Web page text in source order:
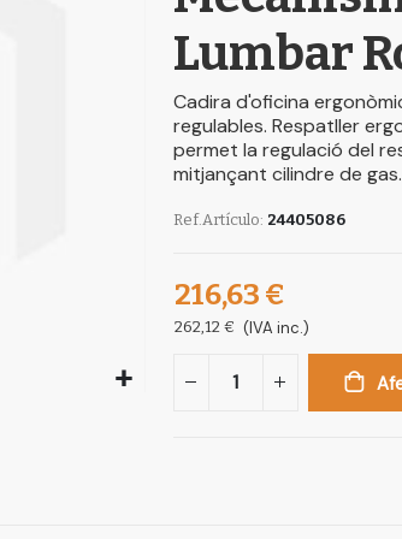
Lumbar
Cadira d'oficina
regulables. Respatller
permet la regulació del
mitjançant cilindre de
Ref.Artículo 24405086
216,63 €
262,12 € (IVA inc.)